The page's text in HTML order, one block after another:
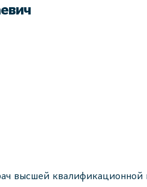
высшей квалификационной